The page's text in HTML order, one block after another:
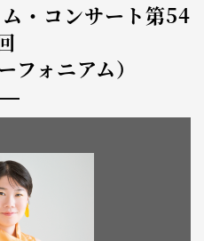
・コンサート第54
フォニアム）